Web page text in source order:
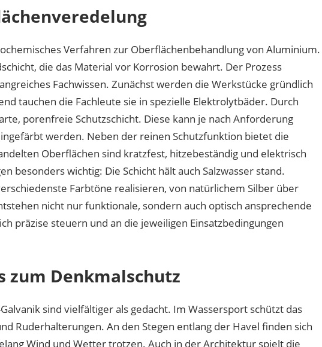
Verfahren zur Oberflächenbehandlung von Aluminium.
die das Material vor Korrosion bewahrt. Der Prozess
Fachwissen. Zunächst werden die Werkstücke gründlich
tauchen die Fachleute sie in spezielle Elektrolytbäder. Durch
porenfreie Schutzschicht. Diese kann je nach Anforderung
werden. Neben der reinen Schutzfunktion bietet die
Oberflächen sind kratzfest, hitzebeständig und elektrisch
besonders wichtig: Die Schicht hält auch Salzwasser stand.
Farbtöne realisieren, von natürlichem Silber über
nicht nur funktionale, sondern auch optisch ansprechende
präzise steuern und an die jeweiligen Einsatzbedingungen
zum Denkmalschutz
sind vielfältiger als gedacht. Im Wassersport schützt das
Ruderhalterungen. An den Stegen entlang der Havel finden sich
Wind und Wetter trotzen. Auch in der Architektur spielt die